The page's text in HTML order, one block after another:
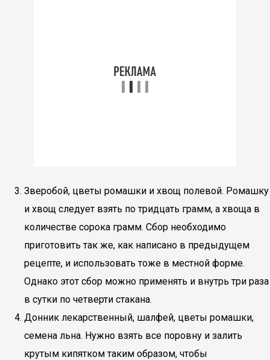
Зверобой, цветы ромашки и хвощ полевой. Ромашку
и хвощ следует взять по тридцать грамм, а хвоща в
количестве сорока грамм. Сбор необходимо
приготовить так же, как написано в предыдущем
рецепте, и использовать тоже в местной форме.
Однако этот сбор можно применять и внутрь три раза
в сутки по четверти стакана.
Донник лекарственный, шалфей, цветы ромашки,
семена льна. Нужно взять все поровну и залить
крутым кипятком таким образом, чтобы